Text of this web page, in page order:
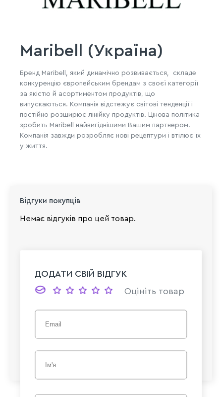
Maribell (Україна)
Бренд Maribell, який динамічно розвивається, складе
конкуренцію європейським брендам з своєї категорії
за якістю й асортиментом продуктів, що
випускаються. Компанія відстежує світові тенденції і
постійно розширює лінійку продуктів. Цінова політика
зробить Maribell найвигіднішими Вашим партнером.
Компанія завжди розробляє нові рецептури і втілює їх
у життя.
Відгуки покупців
Немає відгуків про цей товар.
ДОДАТИ СВІЙ ВІДГУК
Оцініть товар